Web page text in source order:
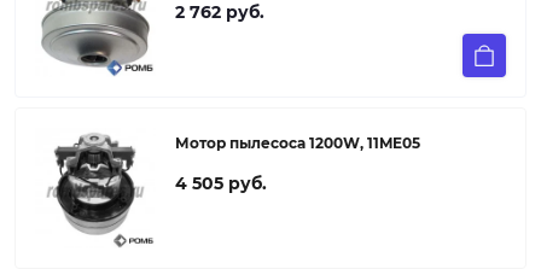
2 762 руб.
Мотор пылесоса 1200W, 11ME05
4 505 руб.